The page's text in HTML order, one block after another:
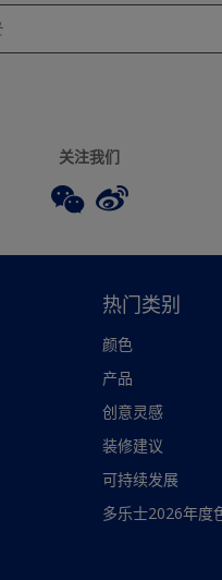
关注我们
热门类别
颜色
产品
创意灵感
装修建议
可持续发展
多乐士2026年度